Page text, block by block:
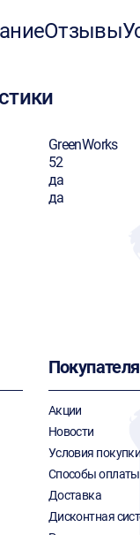
Отзывы
GreenWorks
52
да
да
Акции
Новости
Условия покупки
Способы оплаты
Доставка
Дисконтная